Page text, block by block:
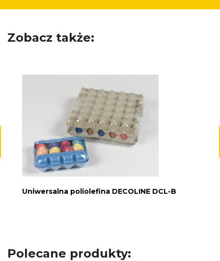
Zobacz także:
Uniwersalna poliolefina DECOLINE DCL-B
Polecane produkty: